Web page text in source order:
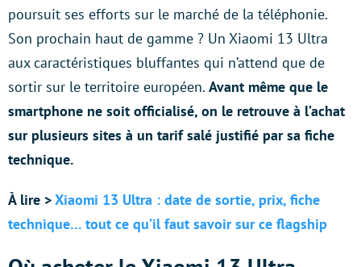
poursuit ses efforts sur le marché de la téléphonie.
Son prochain haut de gamme ? Un Xiaomi 13 Ultra
aux caractéristiques bluffantes qui n’attend que de
sortir sur le territoire européen. Avant même que le
smartphone ne soit officialisé, on le retrouve à l’achat
sur plusieurs sites à un tarif salé justifié par sa fiche
technique.
À lire >Xiaomi 13 Ultra : date de sortie, prix, fiche
technique… tout ce qu’il faut savoir sur ce flagship